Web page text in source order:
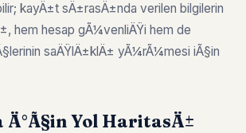
kayÄ±t sÄ±rasÄ±nda verilen bilgilerin
hem hesap gÃ¼venliÄŸi hem de
saÄŸlÄ±klÄ± yÃ¼rÃ¼mesi iÃ§in
Yol HaritasÄ±